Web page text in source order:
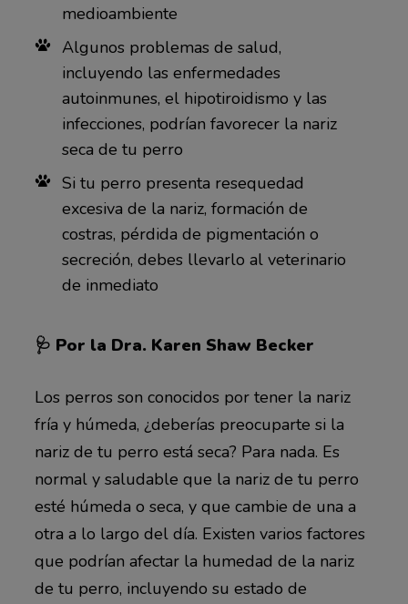
medioambiente
Algunos problemas de salud,
incluyendo las enfermedades
autoinmunes, el hipotiroidismo y las
infecciones, podrían favorecer la nariz
seca de tu perro
Si tu perro presenta resequedad
excesiva de la nariz, formación de
costras, pérdida de pigmentación o
secreción, debes llevarlo al veterinario
de inmediato
🩺 Por la Dra. Karen Shaw Becker
Los perros son conocidos por tener la nariz
fría y húmeda, ¿deberías preocuparte si la
nariz de tu perro está seca? Para nada. Es
normal y saludable que la nariz de tu perro
esté húmeda o seca, y que cambie de una a
otra a lo largo del día. Existen varios factores
que podrían afectar la humedad de la nariz
de tu perro, incluyendo su estado de